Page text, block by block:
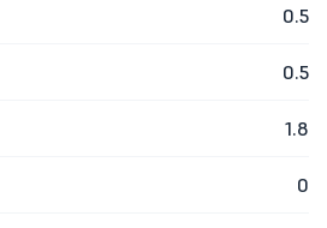
0.5
0.5
1.8
0